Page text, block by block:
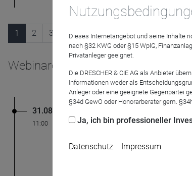
1 2 3 4 5 …
Webinare
31.08.26
11:00
Akteure von
Dieses Internetangebot und seine Inhalte
nach §32 KWG oder §15 WplG,
Privatanleger geeignet.
Die DRESCHER & CIE AG als Anbieter
Informationen weder als
Anleger oder eine geeignete Gegenpartei
§34d GewO oder Honorarberater gem.
Ja, ich bin professioneller
Datenschutz Impressum